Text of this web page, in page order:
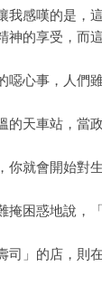
我感嘆的是
神的享受，而
噁心事，人們
的天車站，當
你就會開始對
掩困惑地說，
司」的店，則